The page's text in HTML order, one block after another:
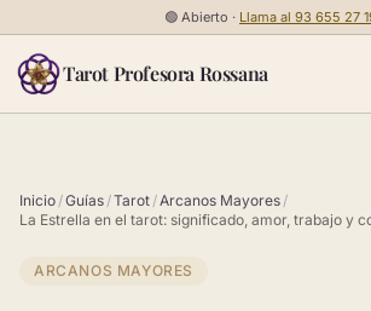
Saltar al contenido🟢 Abierto · Llama al 93 655 27
Tarot Profesora Rossana
Inicio /Guías /Tarot /Arcanos Mayores /
La Estrella en el tarot: significado, amor, trabajo y
ARCANOS MAYORES